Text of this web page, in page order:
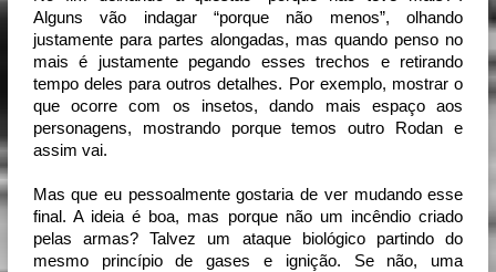
Alguns vão indagar “porque não menos”, olhando
justamente para partes alongadas, mas quando penso no
mais é justamente pegando esses trechos e retirando
tempo deles para outros detalhes. Por exemplo, mostrar o
que ocorre com os insetos, dando mais espaço aos
personagens, mostrando porque temos outro Rodan e
assim vai.
Mas que eu pessoalmente gostaria de ver mudando esse
final. A ideia é boa, mas porque não um incêndio criado
pelas armas? Talvez um ataque biológico partindo do
mesmo princípio de gases e ignição. Se não, uma